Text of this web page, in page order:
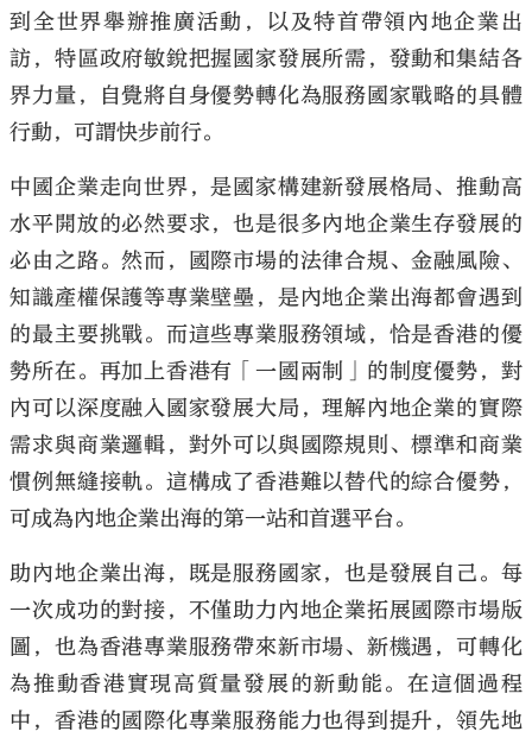
大公文匯
到全世界舉辦推廣活動，以及特首帶領內地企業出
訪，特區政府敏銳把握國家發展所需，發動和集結各
界力量，自覺將自身優勢轉化為服務國家戰略的具體
行動，可謂快步前行。
中國企業走向世界，是國家構建新發展格局、推動高
水平開放的必然要求，也是很多內地企業生存發展的
必由之路。然而，國際市場的法律合規、金融風險、
知識產權保護等專業壁壘，是內地企業出海都會遇到
的最主要挑戰。而這些專業服務領域，恰是香港的優
勢所在。再加上香港有「一國兩制」的制度優勢，對
內可以深度融入國家發展大局，理解內地企業的實際
需求與商業邏輯，對外可以與國際規則、標準和商業
慣例無縫接軌。這構成了香港難以替代的綜合優勢，
可成為內地企業出海的第一站和首選平台。
助內地企業出海，既是服務國家，也是發展自己。每
一次成功的對接，不僅助力內地企業拓展國際市場版
圖，也為香港專業服務帶來新市場、新機遇，可轉化
為推動香港實現高質量發展的新動能。在這個過程
中，香港的國際化專業服務能力也得到提升，領先地